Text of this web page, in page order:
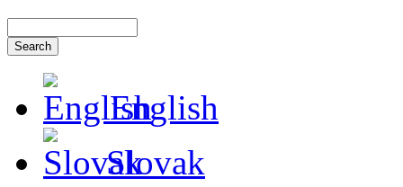
English
Slovak